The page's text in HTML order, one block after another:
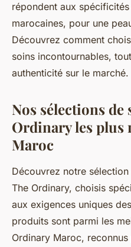
répondent aux
marocaines, pour une
Découvrez comment
soins incontournables,
authenticité sur le marché.
Nos sélections de
Ordinary les plus
Maroc
Découvrez notre
The Ordinary, choisis
aux exigences uniques
produits sont parmi les
Ordinary Maroc,